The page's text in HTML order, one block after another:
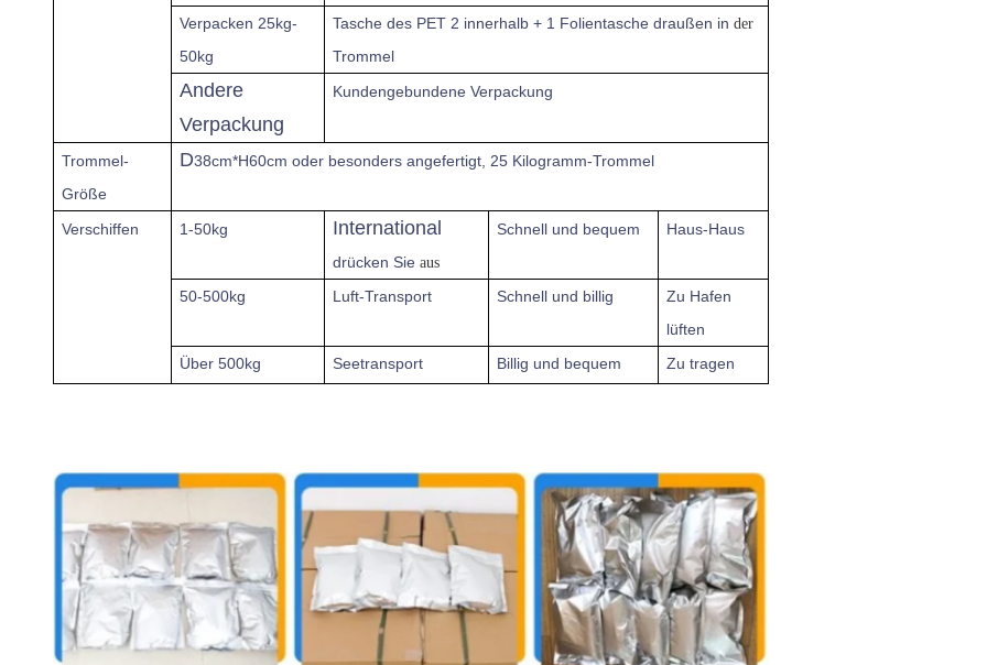
Verpacken 25kg-
50kg
Tasche des PET 2 innerhalb + 1 Folientasche draußen in der
Trommel
Andere
Verpackung
Kundengebundene Verpackung
Trommel-
Größe
D38cm*H60cm oder besonders angefertigt, 25 Kilogramm-Trommel
Verschiffen 1-50kg International
drücken Sie aus
Schnell und bequem Haus-Haus
50-500kg Luft-Transport Schnell und billig Zu Hafen
lüften
Über 500kg Seetransport Billig und bequem Zu tragen